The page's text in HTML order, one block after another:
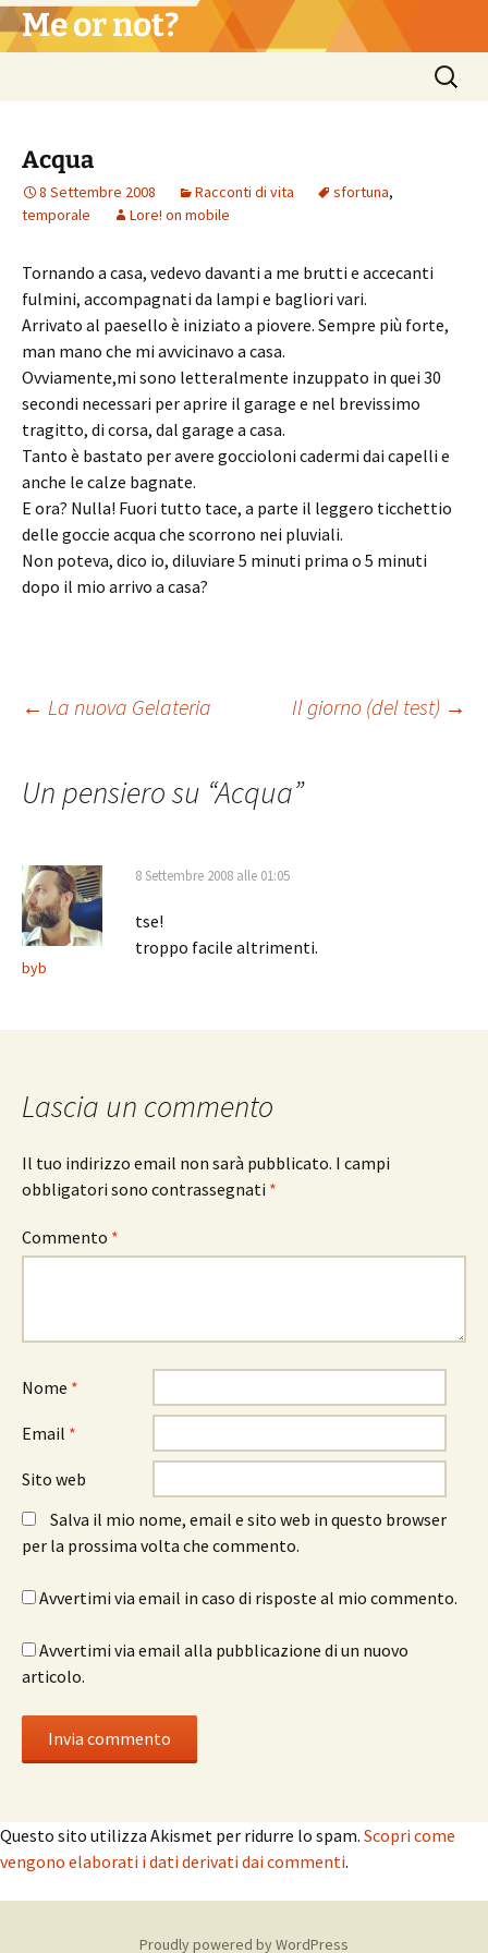
Vai
al Me or not?
Ricerca
per:
Acqua
8 Settembre 2008 Racconti di vita sfortuna,
temporale
Lore! on mobile
Tornando a casa, vedevo davanti a me brutti e accecanti
fulmini, accompagnati da lampi e bagliori vari.
Arrivato al paesello è iniziato a piovere. Sempre più forte,
man mano che mi avvicinavo a casa.
Ovviamente,mi sono letteralmente inzuppato in quei 30
secondi necessari per aprire il garage e nel brevissimo
tragitto, di corsa, dal garage a casa.
Tanto è bastato per avere goccioloni cadermi dai capelli e
anche le calze bagnate.
E ora? Nulla! Fuori tutto tace, a parte il leggero ticchettio
delle goccie acqua che scorrono nei pluviali.
Non poteva, dico io, diluviare 5 minuti prima o 5 minuti
dopo il mio arrivo a casa?
Navigazione
articolo
← La nuova Gelateria Il giorno (del test) →
Un pensiero su “Acqua”
byb
8 Settembre 2008 alle 01:05
tse!
troppo facile altrimenti.
Lascia un commento
Il tuo indirizzo email non sarà pubblicato. I campi
obbligatori sono contrassegnati *
Commento *
Nome *
Email *
Sito web
Salva il mio nome, email e sito web in questo browser
per la prossima volta che commento.
Avvertimi via email in caso di risposte al mio commento.
Avvertimi via email alla pubblicazione di un nuovo
articolo.
Questo sito utilizza Akismet per ridurre lo spam. Scopri come
vengono elaborati i dati derivati dai commenti.
Proudly powered by WordPress